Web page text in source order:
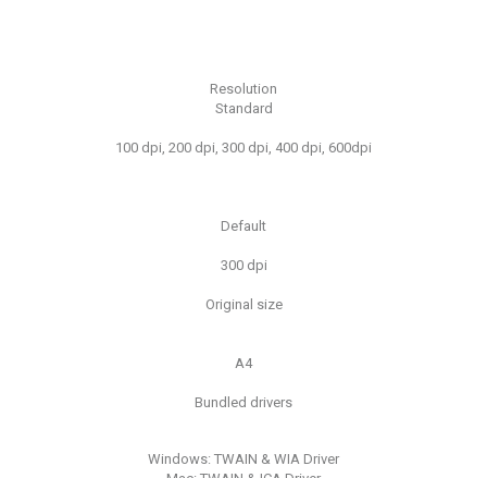
Resolution
Standard
100 dpi, 200 dpi, 300 dpi, 400 dpi, 600dpi
Default
300 dpi
Original size
A4
Bundled drivers
Windows: TWAIN & WIA Driver